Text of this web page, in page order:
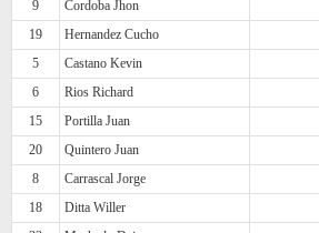
9
Cordoba Jhon
19
Hernandez Cucho
5
Castano Kevin
6
Rios Richard
15
Portilla Juan
20
Quintero Juan
8
Carrascal Jorge
18
Ditta Willer